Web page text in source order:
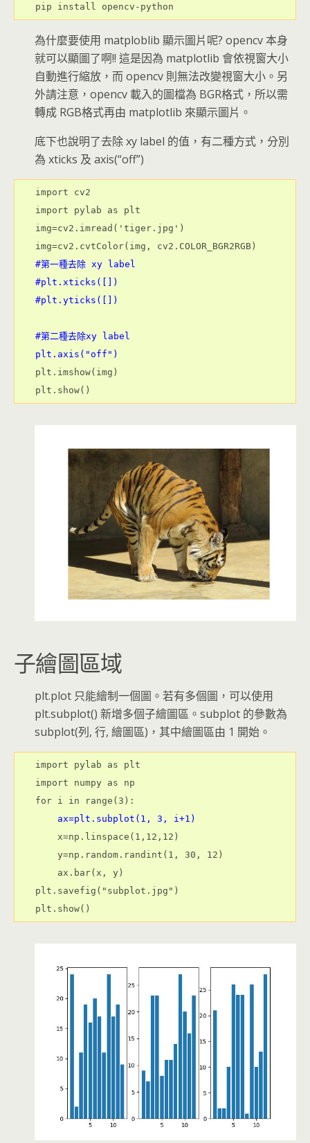
pip install opencv-python
為什麼要使用 matploblib 顯示圖片呢? opencv 本身
就可以顯圖了啊!! 這是因為 matplotlib 會依視窗大小
自動進行縮放，而 opencv 則無法改變視窗大小。另
外請注意，opencv 載入的圖檔為 BGR格式，所以需
轉成 RGB格式再由 matplotlib 來顯示圖片。
底下也說明了去除 xy label 的值，有二種方式，分別
為 xticks 及 axis(“off”)
import cv2
import pylab as plt
img=cv2.imread('tiger.jpg')
img=cv2.cvtColor(img, cv2.COLOR_BGR2RGB)
#第一種去除 xy label
#plt.xticks([])
#第二種去除xy label
plt.axis("off")
plt.imshow(img)
子繪圖區域
plt.plot 只能繪制一個圖。若有多個圖，可以使用
plt.subplot() 新增多個子繪圖區。subplot 的參數為
subplot(列, 行, 繪圖區)，其中繪圖區由 1 開始。
import pylab as plt
import numpy as np
for i in range(3):
ax=plt.subplot(1, 3, i+1)
    x=np.linspace(1,12,12)
    y=np.random.randint(1, 30, 12)
    ax.bar(x, y)
plt.savefig("subplot.jpg")